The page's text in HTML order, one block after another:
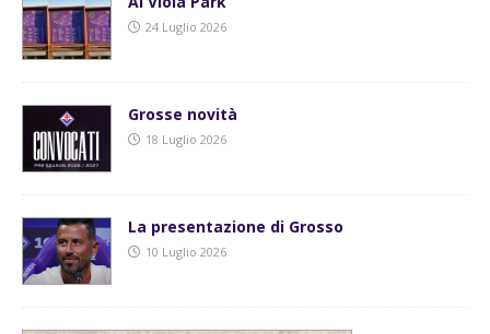
24 Luglio 2026
Grosse novità
18 Luglio 2026
La presentazione di Grosso
10 Luglio 2026